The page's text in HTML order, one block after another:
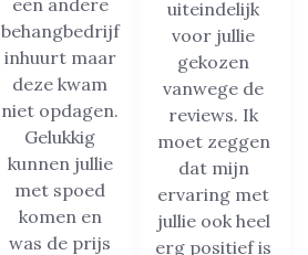
een andere
behangbedrijf
inhuurt maar
deze kwam
niet opdagen.
Gelukkig
kunnen jullie
met spoed
komen en
was de prijs
uiteindelijk
voor jullie
gekozen
vanwege de
reviews. Ik
moet zeggen
dat mijn
ervaring met
jullie ook heel
erg positief is